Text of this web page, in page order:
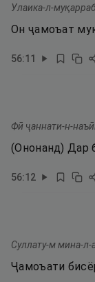
Улаика-л-
Он ҷамоъат
56:11
Фӣ ҷаннати-н-
(Ононанд) Дар
56:12
Суллату-м мина-л-
Ҷамоъати